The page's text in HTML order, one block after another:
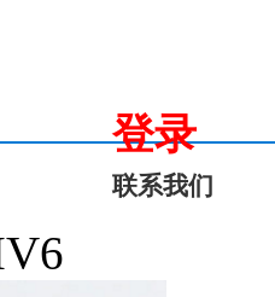
登录
联系我们